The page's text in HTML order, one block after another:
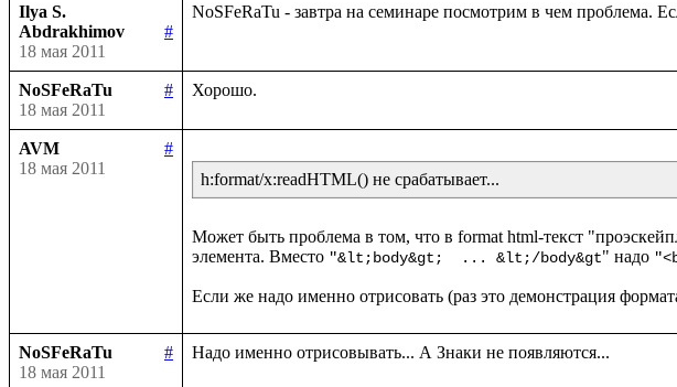
Ilya S.
Abdrakhimov
#
18 мая 2011
NoSFeRaTu
#
18 мая 2011
AVM
#
18 мая 2011
h:format/x:readHTML() не срабатывает...
Может быть проблема в том, что в format html-текст
элемента. Вместо "&lt;body&gt;  ... &lt;/body&gt" надо
NoSFeRaTu
#
18 мая 2011